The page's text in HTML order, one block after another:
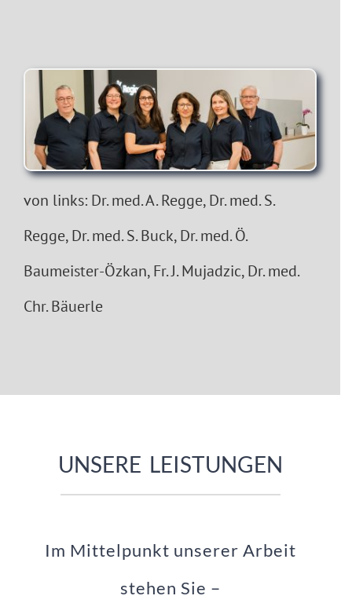
von links: Dr. med. A. Regge, Dr. med. S.
Regge, Dr. med. S. Buck, Dr. med. Ö.
Baumeister-Özkan, Fr. J. Mujadzic, Dr. med.
Chr. Bäuerle
UNSERE LEISTUNGEN
Im Mittelpunkt unserer Arbeit
stehen Sie –